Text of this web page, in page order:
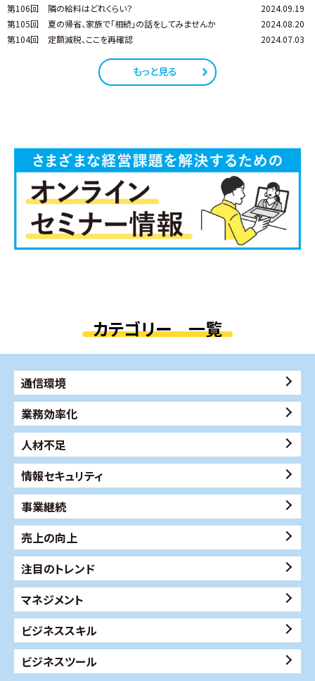
第106回 隣の給料はどれくらい？
2024.09.19
第105回
夏の帰省、家族で「相続」の話をしてみませんか
2024.08.20
第104回
定額減税、ここを再確認 2024.07.03
もっと見る
カテゴリー 一覧
通信環境
業務効率化
人材不足
情報セキュリティ
事業継続
売上の向上
注目のトレンド
マネジメント
ビジネススキル
ビジネスツール